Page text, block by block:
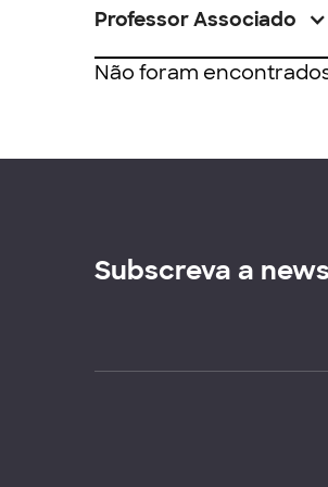
Professor Associado
Não foram
Subscreva a